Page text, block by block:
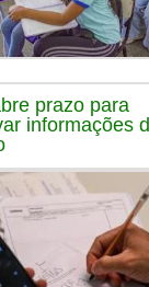
prazo para
informações